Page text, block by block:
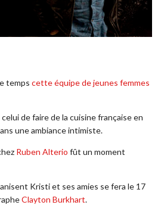
temps cette équipe de jeunes femmes
de faire de la cuisine française en
une ambiance intimiste.
Ruben Alterio fût un moment
Kristi et ses amies se fera le 17
Clayton Burkhart.